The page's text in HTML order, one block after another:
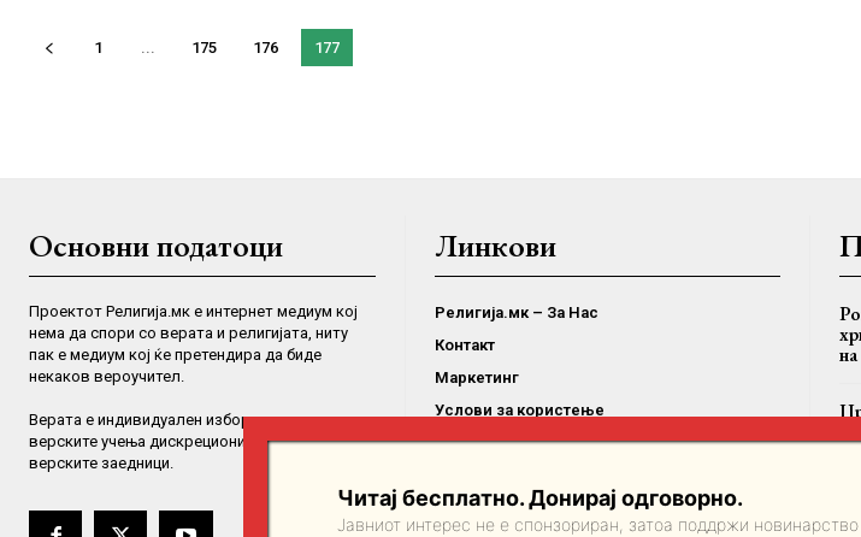
1 ... 175 176 177
Основни податоци
Проектот Религија.мк е интернет медиум кој
нема да спори со верата и религијата, ниту
пак е медиум кој ќе претендира да биде
некаков вероучител.
Верaта е индивидуален избор на поединците, а
верските учења дискрециони права на
верските заедници.
Линкови
Религија.мк – За Нас
Контакт
Маркетинг
Услови за користење
Импрсум
Читај бесплатно. Донирај одговорно.
Јавниот интерес не е спонзориран, затоа поддржи